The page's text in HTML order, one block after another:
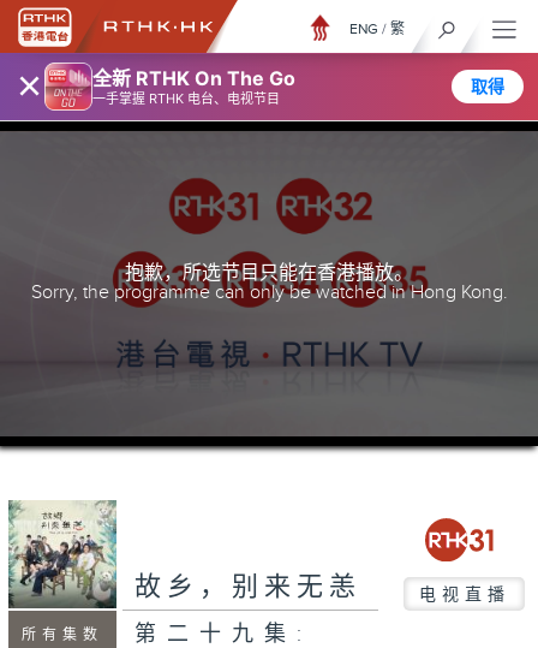
× 全新 RTHK On The Go
一手掌握 RTHK 电台、电视节目
取得
ENG / 繁
抱歉，所选节目只能在香港播放。
Sorry, the programme can only be watched in Hong Kong.
所有集数
故乡，别来无恙 电视直播
第二十九集: